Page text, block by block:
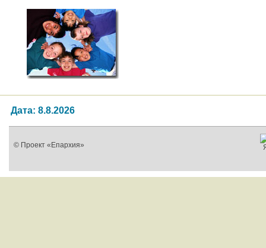
Дата: 8.8.2026
© Проект «Епархия»